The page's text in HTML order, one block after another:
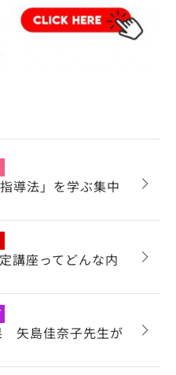
導法」を学ぶ集中
講座ってどんな内
矢島佳奈子先生が